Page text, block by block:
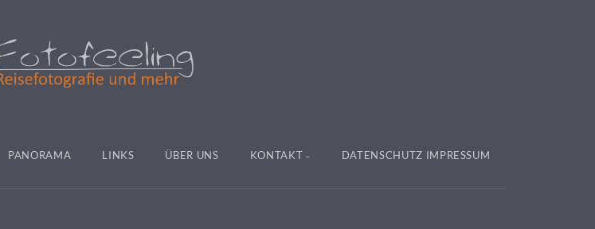
PANORAMA LINKS ÜBER UNS KONTAKT DATENSCHUTZ IMPRESSUM